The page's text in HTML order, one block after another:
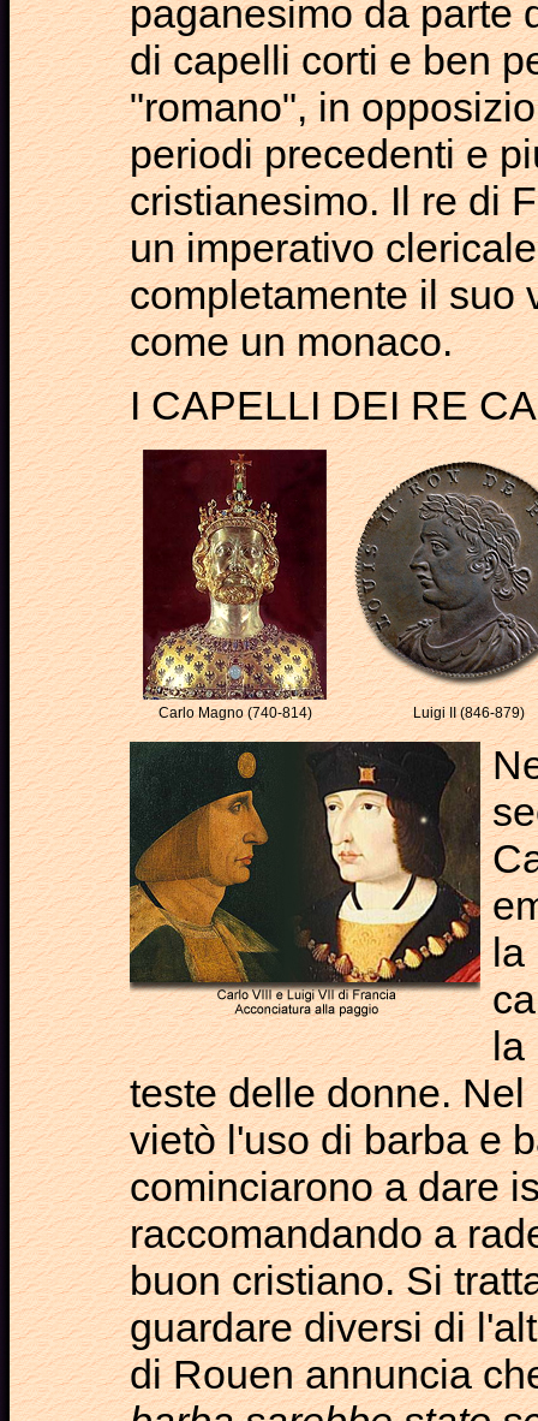
paganesimo da parte
di capelli corti e ben
"romano", in
periodi precedenti e
cristianesimo. Il re di
un imperativo
completamente il suo
come un monaco.
I CAPELLI DEI RE
Carlo Magno (740-814) Luigi II (846-879)
la
la
teste delle donne.
vietò l'uso di barba e
cominciarono a dare
raccomandando a
buon cristiano. Si
guardare diversi di
di Rouen annuncia